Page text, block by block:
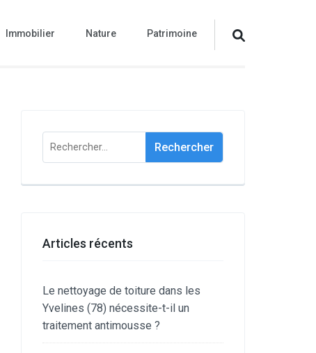
Immobilier Nature Patrimoine
Rechercher :
Articles récents
Le nettoyage de toiture dans les
Yvelines (78) nécessite-t-il un
traitement antimousse ?